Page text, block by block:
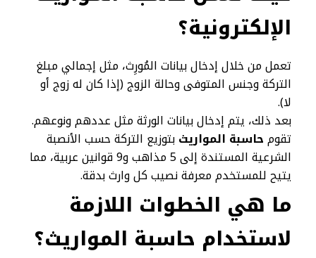
الإلكترونية؟
تعمل من خلال إدخال بيانات المُورِث، مثل إجمالي مبلغ
التركة وجنس المتوفى وحالة الزوج (إذا كان له زوج أو
لا).
بعد ذلك، يتم إدخال بيانات الورثة مثل عددهم ونوعهم.
تقومحاسبة المواريثبتوزيع التركة حسب الأنصبة
الشرعية المستندة إلى 5 مذاهب و9 قوانين عربية، مما
يتيح للمستخدم معرفة نصيب كل وارث بدقة.
ما هي الخطوات اللازمة
لاستخدام حاسبة المواريث؟